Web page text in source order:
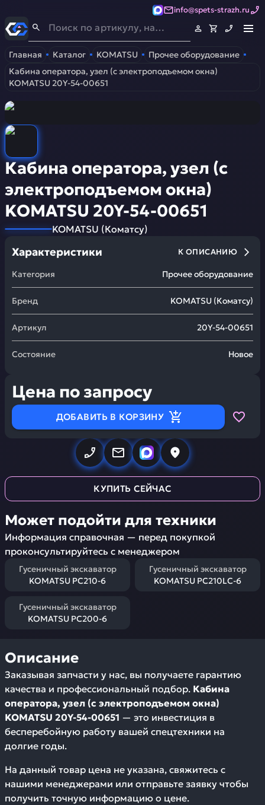
info@spets-strazh.ru
Спец-Страж- Запчасти для спецтехники
Главная Каталог KOMATSU
Прочее оборудование
Кабина оператора, узел (с электроподъемом окна)
KOMATSU 20Y-54-00651
Кабина оператора, узел (с
электроподъемом окна)
KOMATSU 20Y-54-00651
KOMATSU (Коматсу)
Характеристики К ОПИСАНИЮ
Категория Прочее оборудование
Бренд KOMATSU (Коматсу)
Артикул 20Y-54-00651
Состояние Новое
Цена по запросу
ДОБАВИТЬ В КОРЗИНУ
КУПИТЬ СЕЙЧАС
Может подойти для техники
Информация справочная — перед покупкой
проконсультируйтесь с менеджером
Гусеничный экскаватор
KOMATSU PC210-6
Гусеничный экскаватор
KOMATSU PC210LC-6
Гусеничный экскаватор
KOMATSU PC200-6
Описание
Заказывая запчасти у нас, вы получаете гарантию
качества и профессиональный подбор. Кабина
оператора, узел (с электроподъемом окна)
KOMATSU 20Y-54-00651 — это инвестиция в
бесперебойную работу вашей спецтехники на
долгие годы.
На данный товар цена не указана, свяжитесь с
нашими менеджерами или отправьте заявку чтобы
получить точную информацию о цене.